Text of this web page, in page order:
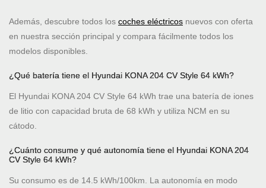
Además, descubre todos los coches eléctricos nuevos con oferta
en nuestra sección principal y compara fácilmente todos los
modelos disponibles.
¿Qué batería tiene el Hyundai KONA 204 CV Style 64 kWh?
El Hyundai KONA 204 CV Style 64 kWh trae una batería de iones
de litio con capacidad bruta de 68 kWh y utiliza NCM en su
cátodo.
¿Cuánto consume y qué autonomía tiene el Hyundai KONA 204
CV Style 64 kWh?
Su consumo es de 14.5 kWh/100km. La autonomía en modo